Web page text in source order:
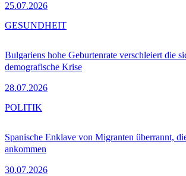
25.07.2026
Bulgariens hohe Geburtenrate verschleiert die
demografische Krise
28.07.2026
GESUNDHEIT
Spanische Enklave von Migranten überrannt,
ankommen
30.07.2026
POLITIK